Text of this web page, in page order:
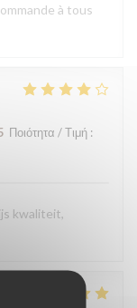
à tous
Ποιότητα / Τιμή :
kwaliteit,